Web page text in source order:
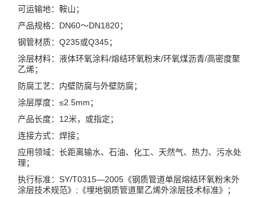
可运输地：鞍山；
产品规格：DN60～DN1820；
钢管材质：Q235或Q345；
涂层材料：液体环氧涂料/熔结环氧粉末/环氧煤沥青/高密度聚
乙烯；
防腐工艺：内壁防腐与外壁防腐；
涂层厚度：≤2.5mm；
产品长度：12米，或指定；
连接方式：焊接；
应用领域：长距离输水、石油、化工、天然气、热力、污水处
理；
执行标准：SY/T0315—2005《钢质管道单层熔结环氧粉末外
涂层技术规范》;《埋地钢质管道聚乙烯外涂层技术标准》；